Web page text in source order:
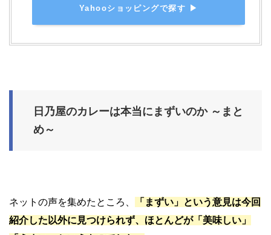
Yahooショッピングで探す ▶
日乃屋のカレーは本当にまずいのか ～まと
め～
ネットの声を集めたところ、
「まずい」という意見は今回
紹介した以外に見つけられず、ほとんどが「美味しい」